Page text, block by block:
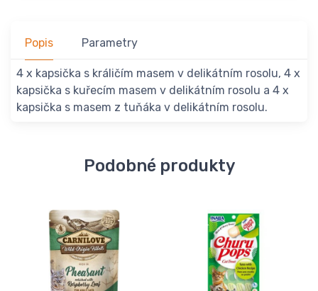
Popis Parametry
4 x kapsička s králičím masem v delikátním rosolu, 4 x
kapsička s kuřecím masem v delikátním rosolu a 4 x
kapsička s masem z tuňáka v delikátním rosolu.
Podobné produkty